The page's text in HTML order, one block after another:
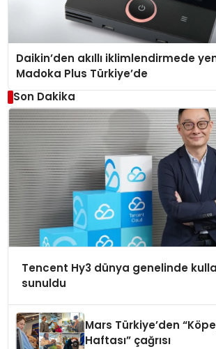
Daikin’den akıllı iklimlendirmede
Madoka Plus Türkiye’de
Son Dakika
Tencent Hy3 dünya genelinde
sunuldu
Mars Türkiye’den
Haftası” çağrısı